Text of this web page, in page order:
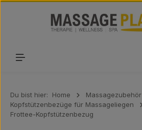
Du bist hier: Home
Massagezubehör
Kopfstützenbezüge für Massageliegen
Frottee-Kopfstützenbezug